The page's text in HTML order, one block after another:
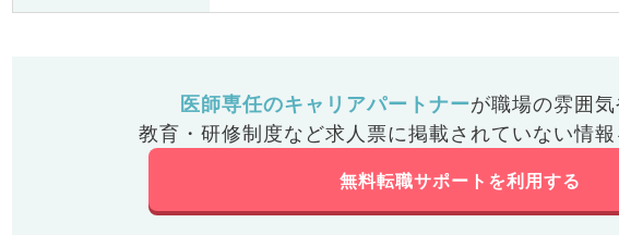
医師専任のキャリアパートナーが職場の雰囲気
教育・研修制度など求人票に掲載されていない情報
無料転職サポートを利用する